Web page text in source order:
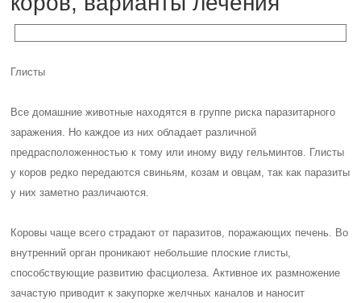
Глисты
Все домашние животные находятся в группе риска паразитарного
заражения. Но каждое из них обладает различной
предрасположенностью к тому или иному виду гельминтов. Глисты
у коров редко передаются свиньям, козам и овцам, так как паразиты
у них заметно различаются.
Коровы чаще всего страдают от паразитов, поражающих печень. Во
внутренний орган проникают небольшие плоские глисты,
способствующие развитию фасциолеза. Активное их размножение
зачастую приводит к закупорке желчных каналов и наносит